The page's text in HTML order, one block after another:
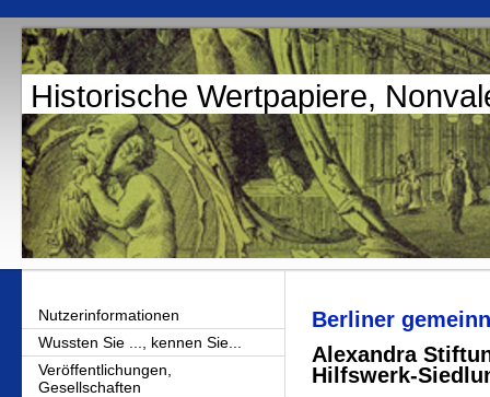
Historische Wertpapiere,
Nutzerinformationen
Wussten Sie ..., kennen Sie...
Veröffentlichungen,
Gesellschaften
Berliner
Alexandra
Hilfswerk-